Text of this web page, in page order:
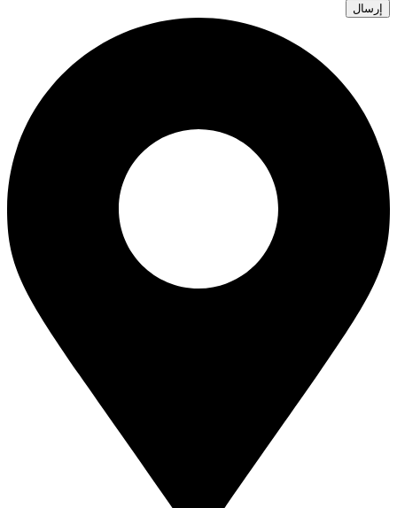
إرسال